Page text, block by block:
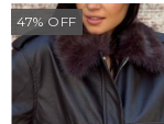
47% OFF